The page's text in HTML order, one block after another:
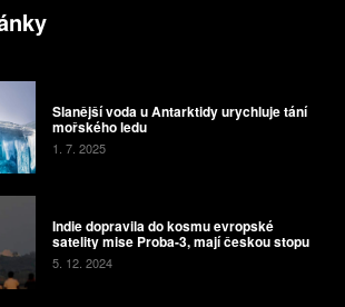
Slanější voda u Antarktidy urychluje tání
mořského ledu
1. 7. 2025
Indie dopravila do kosmu evropské
satelity mise Proba-3, mají českou stopu
5. 12. 2024